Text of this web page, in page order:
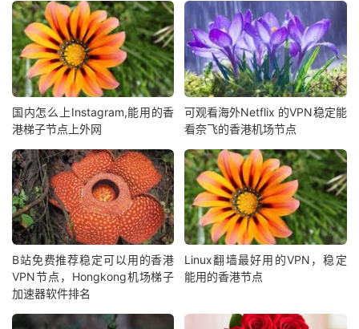
国内怎么上Instagram,能用的香
港梯子节点上外网
可观看海外Netflix 的VPN稳定能
看奈飞的香港机场节点
B站免费推荐稳定可以用的香港
VPN节点，Hongkong机场梯子
加速器软件排名
Linux翻墙最好用的VPN，稳定
能用的香港节点